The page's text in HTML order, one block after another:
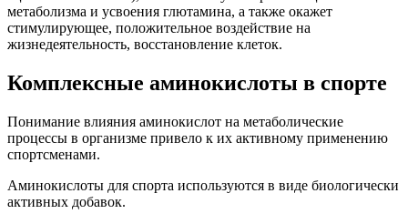
метаболизма и усвоения глютамина, а также окажет
стимулирующее, положительное воздействие на
жизнедеятельность, восстановление клеток.
Комплексные аминокислоты в спорте
Понимание влияния аминокислот на метаболические
процессы в организме привело к их активному применению
спортсменами.
Аминокислоты для спорта используются в виде биологически
активных добавок.